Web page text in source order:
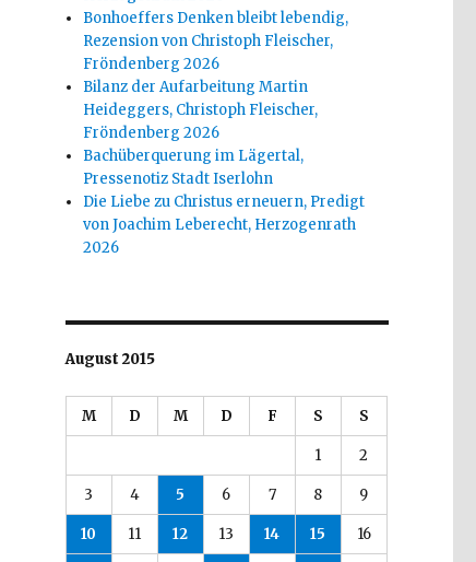
Bonhoeffers Denken bleibt lebendig,
Rezension von Christoph Fleischer,
Fröndenberg 2026
Bilanz der Aufarbeitung Martin
Heideggers, Christoph Fleischer,
Fröndenberg 2026
Bachüberquerung im Lägertal,
Pressenotiz Stadt Iserlohn
Die Liebe zu Christus erneuern, Predigt
von Joachim Leberecht, Herzogenrath
2026
August 2015
M D M D F S S
1 2
3 4 5 6 7 8 9
10 11 12 13 14 15 16